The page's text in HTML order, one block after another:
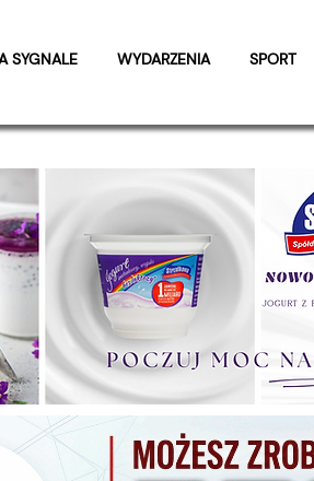
SYGNALE WYDARZENIA SPORT